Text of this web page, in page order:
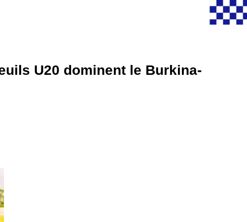
U20 dominent le Burkina-